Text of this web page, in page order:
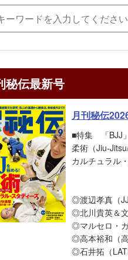
秘伝最新号
月刊秘伝
■特集 「BJJ
柔術（Jiu-
カルチュラル
◎渡辺孝真（
◎北川貴英＆
◎マルセロ・
◎高本裕和（
◎石井拓（